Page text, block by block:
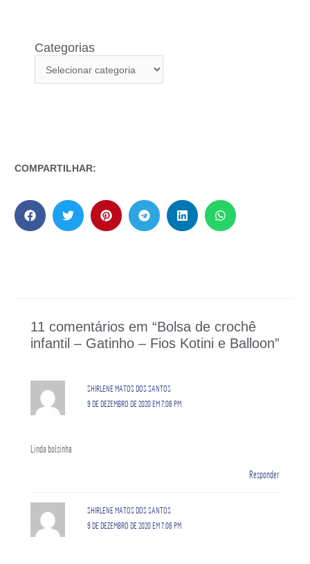
Categorias
COMPARTILHAR:
11 comentários em “Bolsa de crochê
infantil – Gatinho – Fios Kotini e Balloon”
SHIRLENE MATOS DOS SANTOS
9 DE DEZEMBRO DE 2020 EM 7:06 PM
Linda bolsinha
Responder
SHIRLENE MATOS DOS SANTOS
9 DE DEZEMBRO DE 2020 EM 7:06 PM